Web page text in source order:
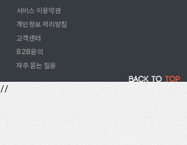
서비스 이용약관
개인정보 처리방침
고객센터
B2B문의
자주 묻는 질문
//